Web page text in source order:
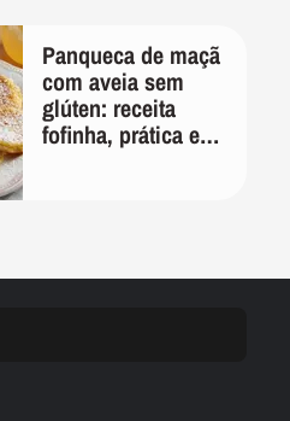
Panqueca de maçã
com aveia sem
glúten: receita
fofinha, prática e